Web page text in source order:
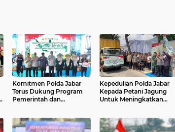
Komitmen Polda Jabar
Terus Dukung Program
Pemerintah dan
Jabar
Kepedulian Polda Jabar
Kepada Petani Jagung
Untuk Meningkatkan